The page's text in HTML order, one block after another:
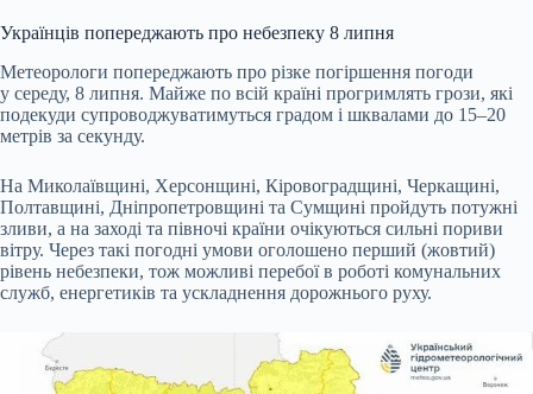
Українців попереджають про небезпеку 8 липня
Метеорологи попереджають про різке погіршення погоди
у середу, 8 липня. Майже по всій країні прогримлять грози, які
подекуди супроводжуватимуться градом і шквалами до 15–20
метрів за секунду.
На Миколаївщині, Херсонщині, Кіровоградщині, Черкащині,
Полтавщині, Дніпропетровщині та Сумщині пройдуть потужні
зливи, а на заході та півночі країни очікуються сильні пориви
вітру. Через такі погодні умови оголошено перший (жовтий)
рівень небезпеки, тож можливі перебої в роботі комунальних
служб, енергетиків та ускладнення дорожнього руху.